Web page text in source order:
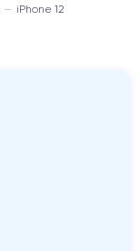
— iPhone 12